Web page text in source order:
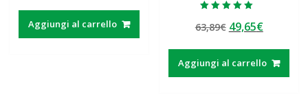
originale
era:
attuale
è:
Aggiungi al carrello
5.00
su 5
63,89€ Il
originale
era:
49,65€Il
attuale
è:
Aggiungi al carrello